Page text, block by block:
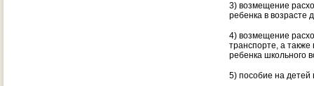
3) возмещение
ребенка в возрасте
4) возмещение
транспорте, а также
ребенка школьного
5) пособие на детей